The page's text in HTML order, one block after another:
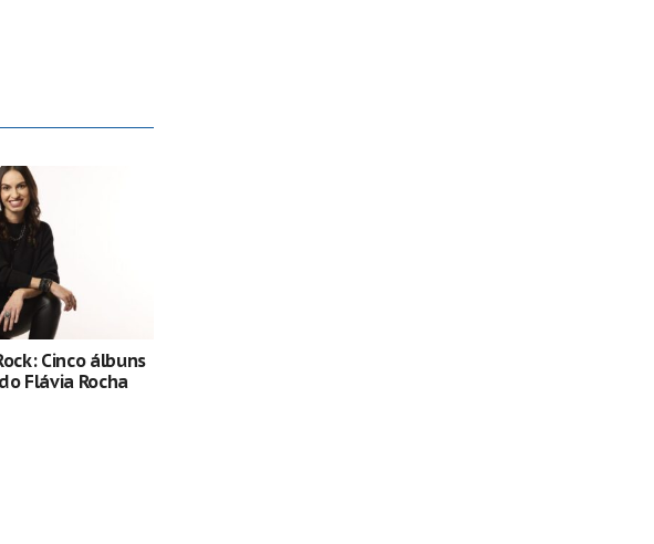
Cinco álbuns
Flávia Rocha